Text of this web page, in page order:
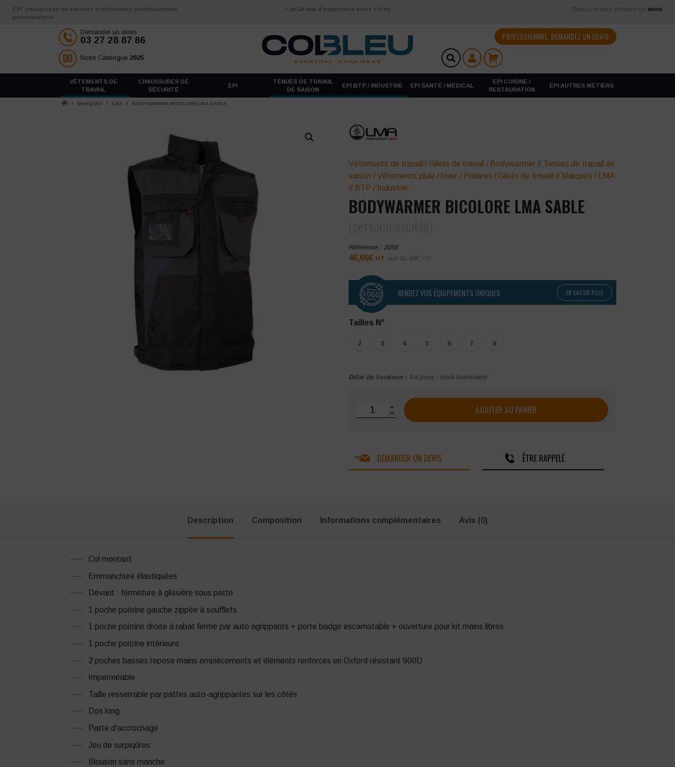
Aller au contenu
EPI chaussures de sécurité et vêtements professionnels
personnalisés
+ de 24 ans d’expérience à vos côtés Cliquez ici pour effectuer un devis
Demander un devis
03 27 28 87 86
Notre Catalogue 2025
PROFESSIONNEL, DEMANDEZ UN DEVIS
VÊTEMENTS DE
TRAVAIL
CHAUSSURES DE
SÉCURITÉ
EPI
TENUES DE TRAVAIL
DE SAISON
EPI BTP / INDUSTRIE EPI SANTÉ / MÉDICAL
EPI CUISINE /
RESTAURATION
EPI AUTRES MÉTIERS
/ MARQUES / LMA / BODYWARMER BICOLORE LMA SABLE
Vêtements de travail / Gilets de travail / Bodywarmer // Tenues de travail de
saison /Vêtements pluie / hiver / Polaires / Gilets de travail // Marques /
LMA
// BTP / Industrie
BODYWARMER BICOLORE LMA SABLE
Référence : 2058
46,66€ HT soit 55,99€ TTC
RENDEZ VOS ÉQUIPEMENTS UNIQUES EN SAVOIR PLUS
Tailles N°
2 3 4 5 6 7 8
Délai de livraison : 5-8 jours - stock fournisseur
quantité de Bodywarmer bicolore LMA SABLE
AJOUTER AU PANIER
DEMANDER UN DEVIS ÊTRE RAPPELÉ
Description Composition Informations complémentaires Avis (0)
Col montant
Emmanchure élastiquées
Devant : fermeture à glissière sous patte
1 poche poitrine gauche zippée à soufflets
1 poche poitrine droite à rabat fermé par auto agrippants + porte badge escamotable + ouverture pour kit mains libres
1 poche poitrine intérieure
2 poches basses repose mains empiècements et éléments renforcés en Oxford résistant 900D
Imperméable
Taille resserrable par pattes auto-agrippantes sur les côtés
Dos long
Patte d'accrochage
Jeu de surpiqûres
Blouson sans manche